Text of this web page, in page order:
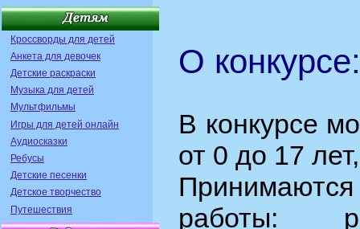
Кроссворды для детей
Анкета для девочек
Детские раскраски
Музыка для детей
Мультфильмы
Игры для детей онлайн
Аудиосказки
Ребусы
Детские песенки
Детское творчество
Путешествия
О конкурсе:
В конкурсе
от 0 до 17
работы: